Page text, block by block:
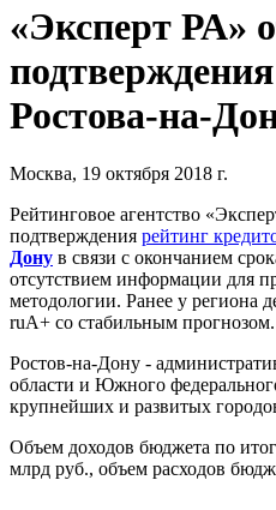
«Эксперт РА»
Ростова-на-
Москва, 19 октября 2018 г.
Рейтинговое агентство
подтверждения рейтинг
Дону в связи с окончанием
отсутствием информации для
методологии. Ранее у региона
ruА+ со стабильным прогнозом.
Ростов-на-Дону -
области и Южного
крупнейших и развитых
Объем доходов бюджета по
млрд руб., объем расходов